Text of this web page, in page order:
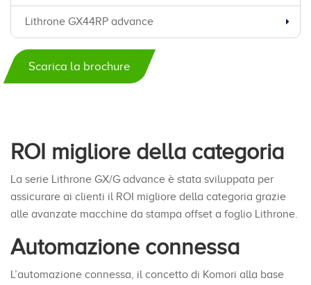
Lithrone GX44RP advance
Scarica la brochure
ROI migliore della categoria
La serie Lithrone GX/G advance è stata sviluppata per
assicurare ai clienti il ROI migliore della categoria grazie
alle avanzate macchine da stampa offset a foglio Lithrone.
Automazione connessa
L’automazione connessa, il concetto di Komori alla base